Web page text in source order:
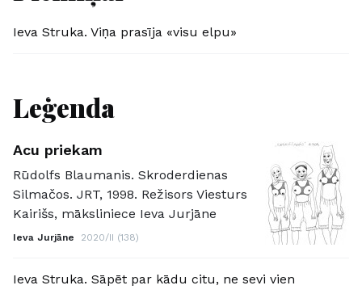
Ieva Struka. Viņa prasīja «visu elpu»
Leģenda
Acu priekam
Rūdolfs Blaumanis. Skroderdienas
Silmačos. JRT, 1998. Režisors Viesturs
Kairišs, māksliniece Ieva Jurjāne
Ieva Jurjāne 2020/II (138)
Ieva Struka. Sāpēt par kādu citu, ne sevi vien